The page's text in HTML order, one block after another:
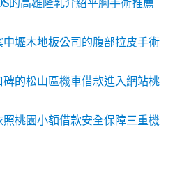
的高雄隆乳介紹平胸手術推薦
壢木地板公司的腹部拉皮手術
的松山區機車借款進入網站桃
桃園小額借款安全保障三重機